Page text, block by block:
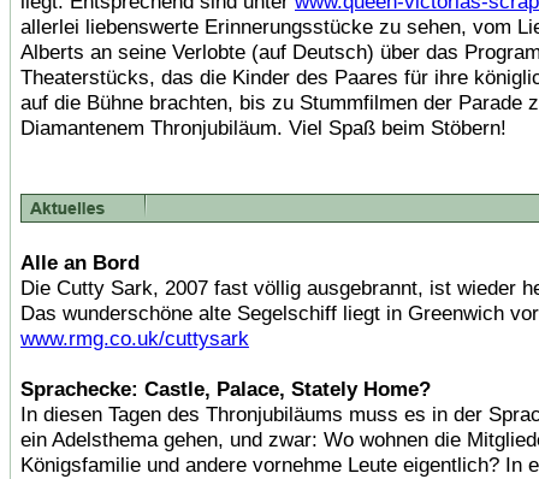
allerlei liebenswerte Erinnerungsstücke zu sehen, vom
Alberts an seine Verlobte (auf Deutsch) über das
Theaterstücks, das die Kinder des Paares für ihre
auf die Bühne brachten, bis zu Stummfilmen der Parade
Diamantenem Thronjubiläum. Viel Spaß beim Stöbern!
Alle an Bord
Die Cutty Sark, 2007 fast völlig ausgebrannt, ist wieder
Das wunderschöne alte Segelschiff liegt in Greenwich
www.rmg.co.uk/cuttysark
Sprachecke: Castle, Palace, Stately Home?
In diesen Tagen des Thronjubiläums muss es in der
ein Adelsthema gehen, und zwar: Wo wohnen die
Königsfamilie und andere vornehme Leute eigentlich? In